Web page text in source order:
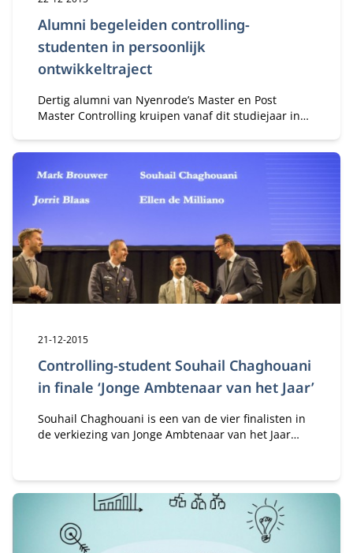
Alumni begeleiden controlling-
studenten in persoonlijk
ontwikkeltraject
Dertig alumni van Nyenrode’s Master en Post
Master Controlling kruipen vanaf dit studiejaar in
Controlling-student Souhail Chaghouani
in finale ‘Jonge Ambtenaar van het Jaar’
Publicatiedatum:
21-12-2015
Souhail Chaghouani is een van de vier finalisten in
de verkiezing van Jonge Ambtenaar van het Jaar
Nyenrode. Daarnaast werkt hij als teamcoördinator
financieel beleid & beheer bij Gemeente Baarn.
Souhail: “Als Jonge Ambtenaar van het Jaar wil ik
uitstralen waar ik in geloof en mensen hiermee
inspireren en motiveren.”